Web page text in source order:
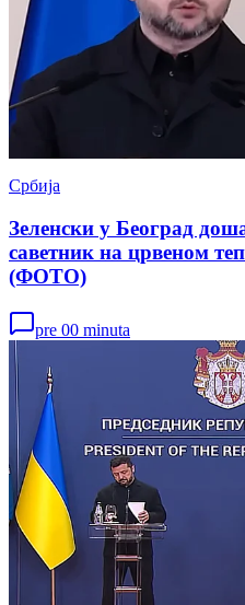
Србија
Зеленски у Београд
саветник на црвеном
(ФОТО)
pre 00 minuta